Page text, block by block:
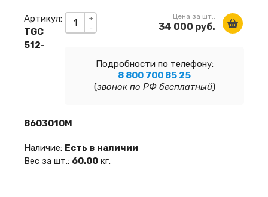
+
-
Цена за шт.:
34 000 руб.
Подробности по телефону:
8 800 700 85 25
(звонок по РФ бесплатный)
Артикул:
TGC
512-
8603010М
Наличие: Есть в наличии
Вес за шт.: 60.00 кг.